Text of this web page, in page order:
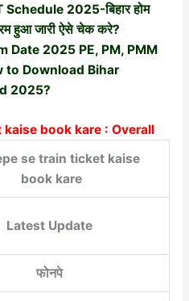
2025-बिहार होम
हुआ जारी ऐसे चेक करे?
Date 2025 PE, PM, PMM
to Download Bihar
2025?
book kare : Overall
se train ticket kaise
book kare
Latest Update
फोनपे